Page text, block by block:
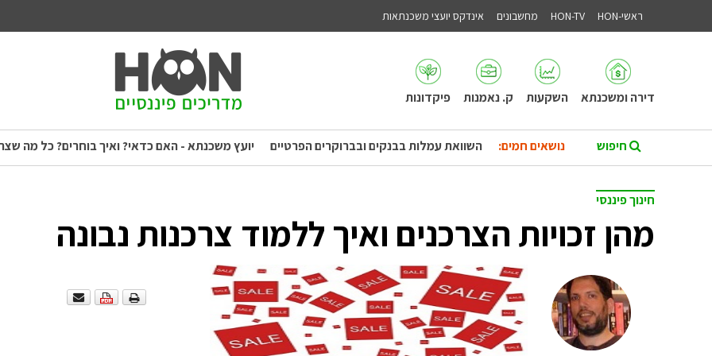
ראשי-HON HON-TV מחשבונים אינדקס יועצי משכנתאות
דירה ומשכנתא השקעות ק. נאמנות פיקדונות
נושאים חמים: השוואת עמלות בבנקים ובברוקרים הפרטיים יועץ משכנתא - האם כדאי? ואיך בוחרים? כל מה
חינוך פיננסי
מהן זכויות הצרכנים ואיך ללמוד צרכנות נבונה